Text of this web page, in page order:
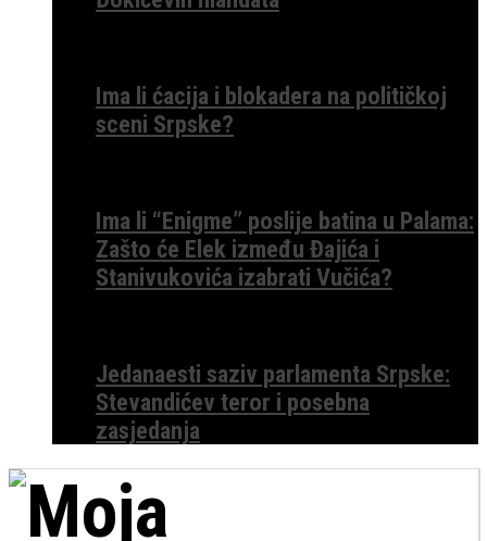
Ima li ćacija i blokadera na političkoj
sceni Srpske?
Ima li “Enigme” poslije batina u Palama:
Zašto će Elek između Đajića i
Stanivukovića izabrati Vučića?
Jedanaesti saziv parlamenta Srpske:
Stevandićev teror i posebna
zasjedanja